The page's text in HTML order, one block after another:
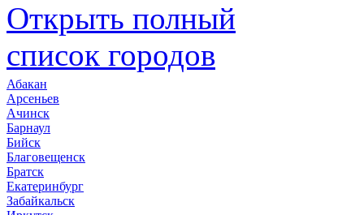
Открыть полный
список городов
Абакан
Арсеньев
Ачинск
Барнаул
Бийск
Благовещенск
Братск
Екатеринбург
Забайкальск